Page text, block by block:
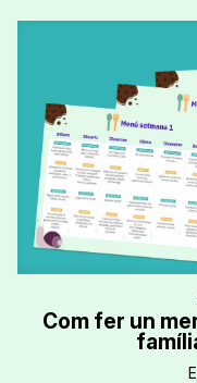
Com fer un